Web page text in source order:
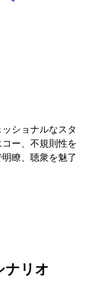
ショナルなスタ
ー、不規則性を
瞭、聴衆を魅了
ナリオ